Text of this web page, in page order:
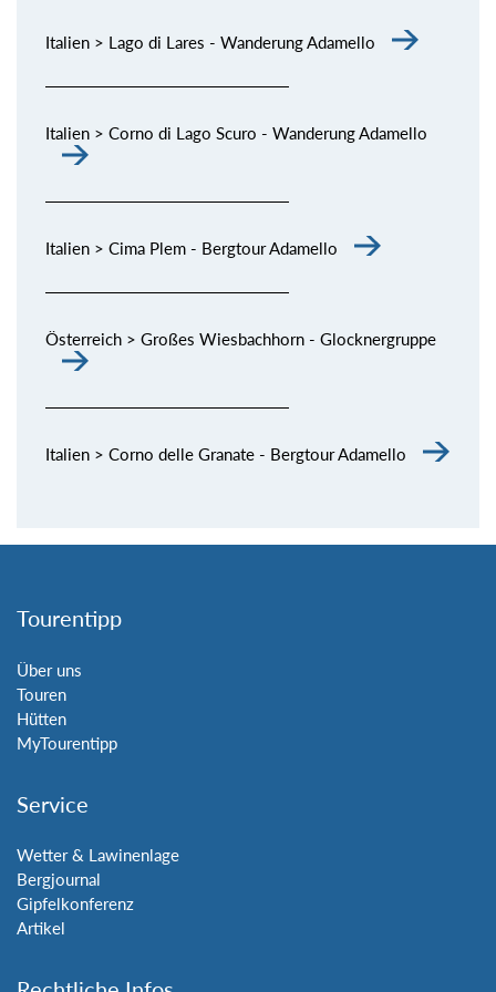
Italien > Lago di Lares - Wanderung Adamello
Italien > Corno di Lago Scuro - Wanderung Adamello
Italien > Cima Plem - Bergtour Adamello
Österreich > Großes Wiesbachhorn - Glocknergruppe
Italien > Corno delle Granate - Bergtour Adamello
Tourentipp
Über uns
Touren
Hütten
MyTourentipp
Service
Wetter & Lawinenlage
Bergjournal
Gipfelkonferenz
Artikel